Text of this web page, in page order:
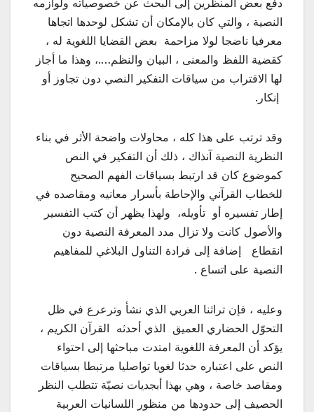
دفع بعض المنظرين إلى البحث عن خصوصياته ولوازمه
النصية ، والتي كان بالإمكان أن تشكل لوحدها اتجاها
معرفيا ناضجا لولا مزاحمة بعض القضايا اللغوية له ،
كقضية اللفظ والمعنى ، البيان والنظم….، وهذا ما أجاز
لها الاقتراب من سياقات التفكير النصي دون تجاوز أو
إنكار.
وقد ترتب على هذا كله ، محاولات واضحة الأثر في بناء
النظرية النصية آنذاك ، ذلك أن التفكير في النص
كموضوع كان قد ارتبط بسياقات الفهم الصحيح
للخطاب القرآني والإحاطة بأسرار معانيه ومقاصده في
إطار تفسيره أو تأويله، ولهذا يظهر أن كتب التفسير
والأصول كانت ولا تزال مدد المعرفة النصية دون
انقطاع إضافة إلى فرادة التناول البلاغي للمفاهيم
النصية على اتساع .
وعليه ، فإن تراثنا العربي الذي نشأ وترعرع في ظل
التحوّل الحضاري العميق الذي أحدثه القرآن الكريم ،
يؤكد أن المعرفة اللغوية امتدت مباحثها إلى احتواء
النص على اعتباره حدثا لغويا تواصليا مرتبطا بسياقات
ومقاصد خاصة ، وهي بهذا أبجديات نصيّة تتطلب النظر
الحصيف إلى حدودها من منظور اللسانيات العربية